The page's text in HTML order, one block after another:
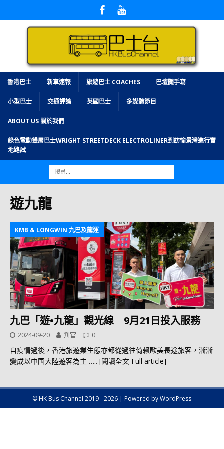
香港巴士 新車速報 旅遊巴士 COACHES 巴壇隨手寫
小型巴士 交通評論 英國巴士 多媒體節目
ABOUT US 關於我們
綠色電動雙層巴士WRIGHT STREETDECK ELECTROLINER到訪愉景灣進行實
地路試
遊九龍
KMB & LONGWIN 九巴及龍運
九巴「遊•九龍」觀光線 9月21日投入服務
2024-09-20 判官 0
自疫情過後，香港旅遊業生態亦都從過往倚賴歐美長途旅客，漸漸
變成以中国大陸遊客為主 ….. [閱讀全文 Full article]
© HK Bus Channel 2019 - 2026 | Powered by WordPress